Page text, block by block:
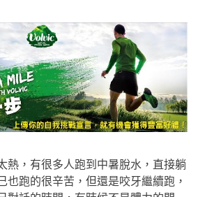
熱，有很多人跑到中暑脫水，直接躺
也跑的很辛苦，但還是咬牙繼續跑，